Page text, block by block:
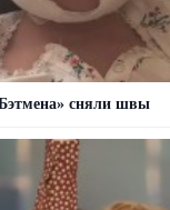
сняли швы